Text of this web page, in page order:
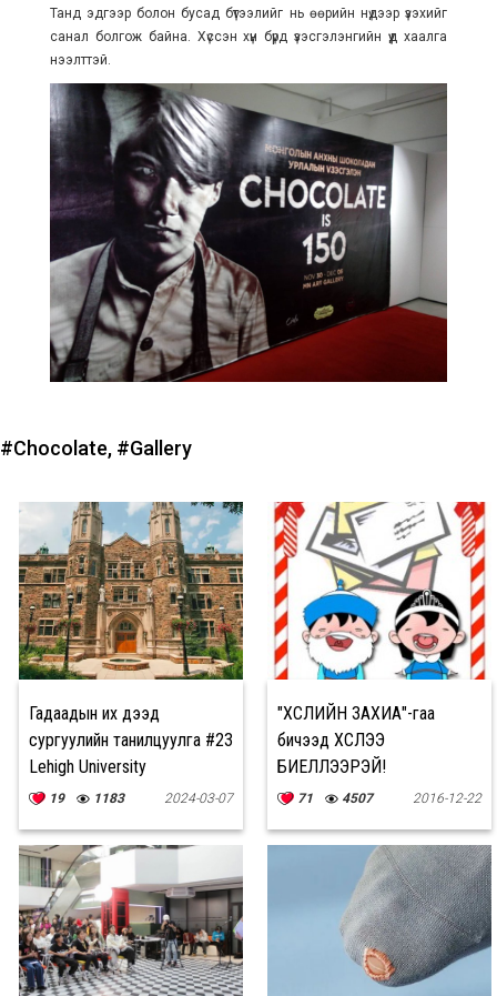
Танд эдгээр болон бусад бүтээлийг нь өөрийн нүдээр үзэхийг
санал болгож байна. Хүссэн хүн бүрд үзэсгэлэнгийн үүд хаалга
нээлттэй.
#Chocolate, #Gallery
Гадаадын их дээд
сургуулийн танилцуулга #23
Lehigh University
19 1183 2024-03-07
"ХҮСЛИЙН ЗАХИА"-гаа
бичээд ХҮСЛЭЭ
БИЕЛҮҮЛЭЭРЭЙ!
71 4507 2016-12-22